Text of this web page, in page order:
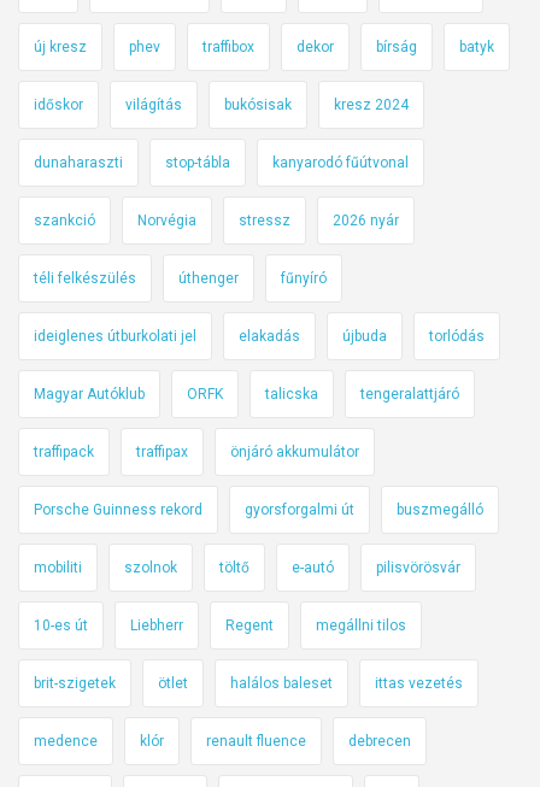
új kresz phev traffibox dekor bírság batyk
időskor világítás bukósisak kresz 2024
dunaharaszti stop-tábla kanyarodó fűútvonal
szankció Norvégia stressz 2026 nyár
téli felkészülés úthenger fűnyíró
ideiglenes útburkolati jel elakadás újbuda torlódás
Magyar Autóklub ORFK talicska tengeralattjáró
traffipack traffipax önjáró akkumulátor
Porsche Guinness rekord gyorsforgalmi út buszmegálló
mobiliti szolnok töltő e-autó pilisvörösvár
10-es út Liebherr Regent megállni tilos
brit-szigetek ötlet halálos baleset ittas vezetés
medence klór renault fluence debrecen